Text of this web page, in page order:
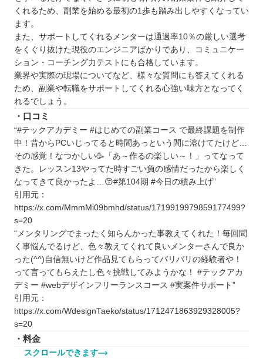
くれるため、副業を始める最初の1歩も踏み出しやすくなってい
ます。
また、サポートしてくれるメンターは通過率10％の厳しい選考
をくぐり抜けた現役のエンジニアばかりであり、コミュニケー
ション・コーチング力テストにも合格しています。
業界や実際の現場についてなど、様々な質問にも答えてくれる
ため、副業や転職をサポートしてくれる心強い味方となってく
れるでしょう。
・口コミ
“#テックアカデミー #はじめての副業コース で最終課題を制作
中！昔からPCいじってると時間あっという間に溶けてたけど…
その感覚！なつかしい🥳「あ～作るの楽しい～！」ってなって
きた。レッスン13やってた時すごい負の感情だったから楽しく
なってきて良かったよ…😙#第104期 #今日の積み上げ”
引用元：
https://x.com/MmmMi09bmhd/status/1719919979859177499?
s=20
“メンタリングでまったく知らんかった事教えてくれた！毎回聞
く事悩んでるけど、色々教えてくれて良いメンターさんで良か
った(^^)自信無いけど作品見てもらってバリバリの経験者や！
って言ってもらえたし色々挑戦してみようかな！ #テックアカ
デミー #webデザインフリーランスコース #実案件サポート”
引用元：
https://x.com/WdesignTaeko/status/1712471863929328005?
s=20
・料金
スクロールできます